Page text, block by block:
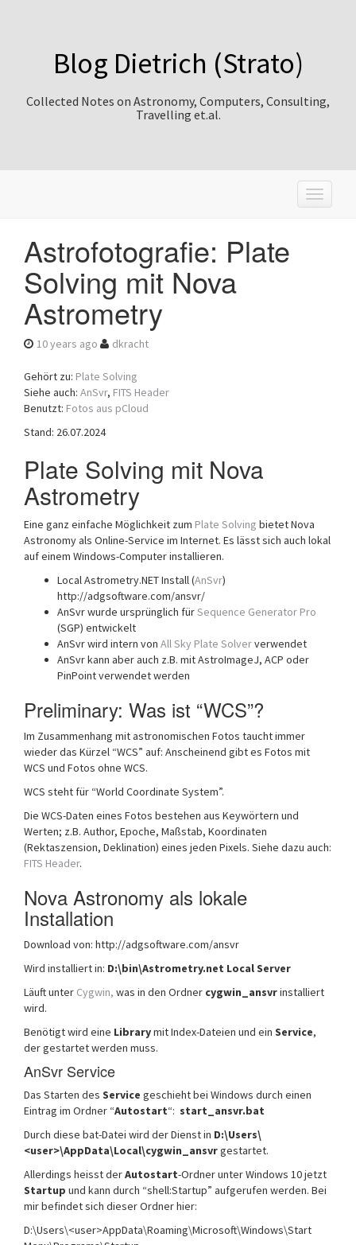
Blog Dietrich (Strato)
Collected Notes on Astronomy, Computers, Consulting,
Travelling et.al.
T
o
Astrofotografie: Plate
Solving mit Nova
Astrometry
10 years ago dkracht
Gehört zu: Plate Solving
Siehe auch: AnSvr, FITS Header
Benutzt: Fotos aus pCloud
Stand: 26.07.2024
Plate Solving mit Nova
Astrometry
Eine ganz einfache Möglichkeit zum Plate Solving bietet Nova
Astronomy als Online-Service im Internet. Es lässt sich auch lokal
auf einem Windows-Computer installieren.
Local Astrometry.NET Install (AnSvr)
http://adgsoftware.com/ansvr/
AnSvr wurde ursprünglich fürSequence Generator Pro
(SGP) entwickelt
AnSvr wird intern von All Sky Plate Solververwendet
AnSvr kann aber auch z.B. mit AstroImageJ, ACP oder
PinPoint verwendet werden
Preliminary: Was ist “WCS”?
Im Zusammenhang mit astronomischen Fotos taucht immer
wieder das Kürzel “WCS” auf: Anscheinend gibt es Fotos mit
WCS und Fotos ohne WCS.
WCS steht für “World Coordinate System”.
Die WCS-Daten eines Fotos bestehen aus Keywörtern und
Werten; z.B. Author, Epoche, Maßstab, Koordinaten
(Rektaszension, Deklination) eines jeden Pixels. Siehe dazu auch:
FITS Header.
Nova Astronomy als lokale
Installation
Download von: http://adgsoftware.com/ansvr
Wird installiert in: D:\bin\Astrometry.net Local Server
Läuft unter Cygwin, was in den Ordner cygwin_ansvrinstalliert
wird.
Benötigt wird eine Librarymit Index-Dateien und ein Service,
der gestartet werden muss.
AnSvr Service
Das Starten des Service geschieht bei Windows durch einen
Eintrag im Ordner “Autostart“: start_ansvr.bat
Durch diese bat-Datei wird der Dienst in D:\Users\
<user>\AppData\Local\cygwin_ansvrgestartet.
Allerdings heisst derAutostart-Ordner unter Windows 10 jetzt
Startup und kann durch “shell:Startup” aufgerufen werden. Bei
mir befindet sich dieser Ordner hier:
D:\Users\<user>AppData\Roaming\Microsoft\Windows\Start